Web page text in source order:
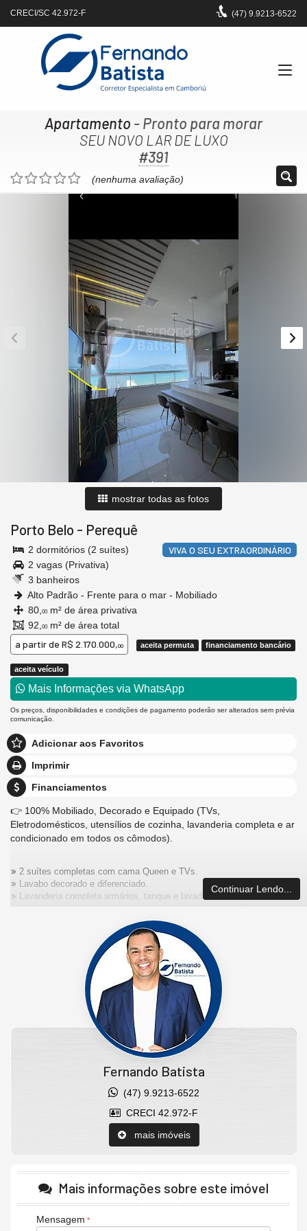
CRECI/SC 42.972-F (47) 9.9213-6522
Apartamento - Pronto para morar
SEU NOVO LAR DE LUXO
#391
(nenhuma avaliação)
mostrar todas as fotos
Porto Belo - Perequê
VIVA O SEU EXTRAORDINÁRIO
2 dormitórios (2 suítes)
2 vagas (Privativa)
3 banheiros
Alto Padrão - Frente para o mar - Mobiliado
80, 00 m² de área privativa
92, 00 m² de área total
a partir de R$ 2.170.000,00 aceita permuta financiamento bancário
aceita veículo
Mais Informações via WhatsApp
Os preços, disponibilidades e condições de pagamento poderão ser alterados sem prévia
comunicação.
Adicionar aos Favoritos
Imprimir
Financiamentos
👉 100% Mobiliado, Decorado e Equipado (TVs,
Eletrodomésticos, utensílios de cozinha, lavanderia completa e ar
condicionado em todos os cômodos).
2 suítes completas com cama Queen e TVs.
Lavabo decorado e diferenciado.
Lavanderia completa armários, tanque e lavadora e secadora.
Cozinha completa com forno elétrico, microondas, geladeira Side by
Side grande, cooktop e coifa, air frier, cafeteira. Louças, talheres e
Mesa de jantar 4 lugares mais bancada com 3 lugares.
Sacada integrada com reiki
Churrasqueira a carvão.
Todo teto em gesso.
Porcelanato de primeira.
Pintura Coral Velvet
A apenas 80 metros da praia (sim, não são 500m nem 400m, são
Características do Imóvel
Infra para Ar Split
Andar Alto
Vista Livre
Decorado
Acabamento em Gesso
Continuar Lendo...
Fernando Batista
(47) 9.9213-6522
CRECI 42.972-F
mais imóveis
Mais informações sobre este imóvel
Mensagem